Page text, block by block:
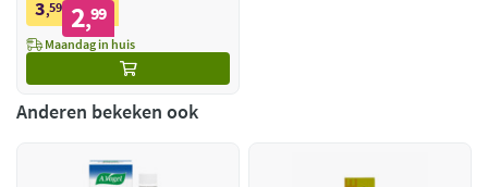
3,59 2,99
Maandag in huis
Anderen bekeken ook